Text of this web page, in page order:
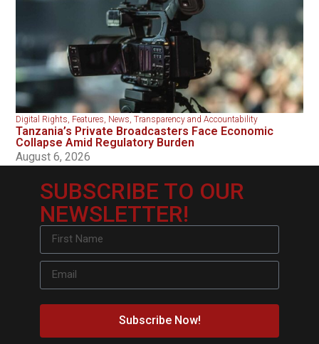
Digital Rights, Features, News,Transparency and Accountability
Tanzania’s Private Broadcasters Face Economic
Collapse Amid Regulatory Burden
August 6, 2026
SUBSCRIBE TO OUR
NEWSLETTER!
Subscribe Now!